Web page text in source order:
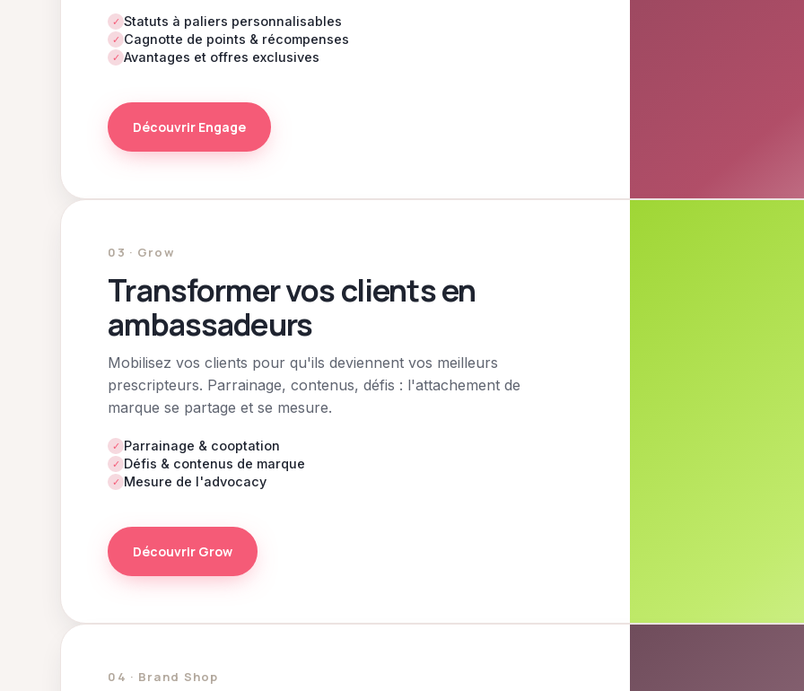
✓ Statuts à paliers personnalisables
✓ Cagnotte de points & récompenses
✓ Avantages et offres exclusives
Découvrir Engage
03 · Grow
Transformer vos clients en
ambassadeurs
Mobilisez vos clients pour qu'ils deviennent vos meilleurs
prescripteurs. Parrainage, contenus, défis : l'attachement de
marque se partage et se mesure.
✓ Parrainage & cooptation
✓ Défis & contenus de marque
✓ Mesure de l'advocacy
Découvrir Grow
04 · Brand Shop